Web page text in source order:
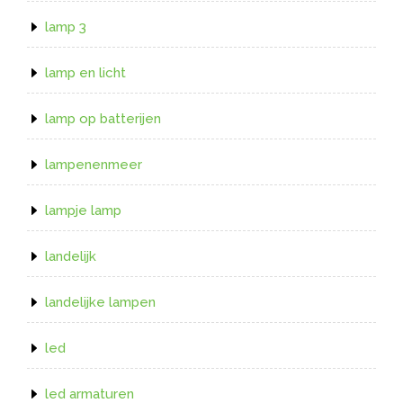
lamp 3
lamp en licht
lamp op batterijen
lampenenmeer
lampje lamp
landelijk
landelijke lampen
led
led armaturen